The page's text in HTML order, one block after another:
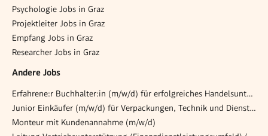
Psychologie Jobs in Graz
Projektleiter Jobs in Graz
Empfang Jobs in Graz
Researcher Jobs in Graz
Andere Jobs
Erfahrene:r Buchhalter:in (m/w/d) für erfolgreiches Handelsunternehmen
Junior Einkäufer (m/w/d) für Verpackungen, Technik und Dienstleistungen
Monteur mit Kundenannahme (m/w/d)